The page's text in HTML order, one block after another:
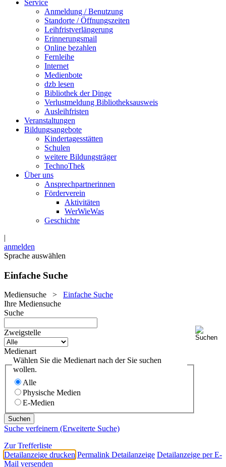
Service
Anmeldung / Benutzung
Standorte / Öffnungszeiten
Leihfristverlängerung
Erinnerungsmail
Online bezahlen
Fernleihe
Internet
Medienbote
dzb lesen
Bibliothek der Dinge
Verlustmeldung Bibliotheksausweis
Ausleihfristen
Veranstaltungen
Bildungsangebote
Kindertagesstätten
Schulen
weitere Bildungsträger
TechnoThek
Über uns
Ansprechpartnerinnen
Förderverein
Aktivitäten
WerWieWas
Geschichte
|
anmelden
Sprache auswählen
Einfache Suche
Mediensuche > Einfache Suche
Ihre Mediensuche
Suche
Zweigstelle
Medienart
Wählen Sie die Medienart nach der Sie suchen
wollen.
Alle
Physische Medien
E-Medien
Suche verfeinern (Erweiterte Suche)
Zur Trefferliste
Detailanzeige drucken Permalink Detailanzeige Detailanzeige per E-
Mail versenden